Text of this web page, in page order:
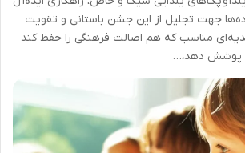
جهت تجلیل از این جشن باستانی و تقویت
مناسب که هم اصالت فرهنگی را حفظ کند
پوشش دهد،…